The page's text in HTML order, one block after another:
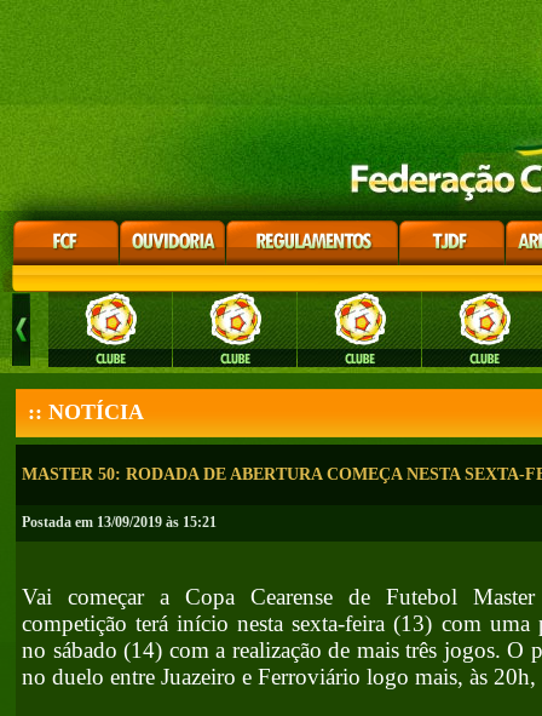
:: NOTÍCIA
MASTER 50: RODADA DE ABERTURA COMEÇA NESTA SEXTA-
Postada em 13/09/2019 às 15:21
Vai começar a Copa Cearense de Futebol
competição terá início nesta sexta-feira (13) com uma
no sábado (14) com a realização de mais três jogos. O
no duelo entre Juazeiro e Ferroviário logo mais, às